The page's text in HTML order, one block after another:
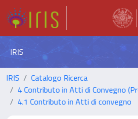
IRIS
IRIS
Catalogo Ricerca
4 Contributo in Atti di Convegno
4.1 Contributo in Atti di convegno